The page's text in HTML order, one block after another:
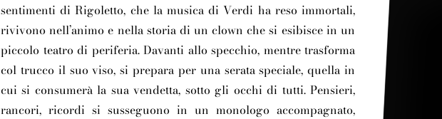
sentimenti di Rigoletto, che la musica di Verdi ha reso immortali,
rivivono nell’animo e nella storia di un clown che si esibisce in un
piccolo teatro di periferia. Davanti allo specchio, mentre trasforma
col trucco il suo viso, si prepara per una serata speciale, quella in
cui si consumerà la sua vendetta, sotto gli occhi di tutti. Pensieri,
rancori, ricordi si susseguono in un monologo accompagnato,